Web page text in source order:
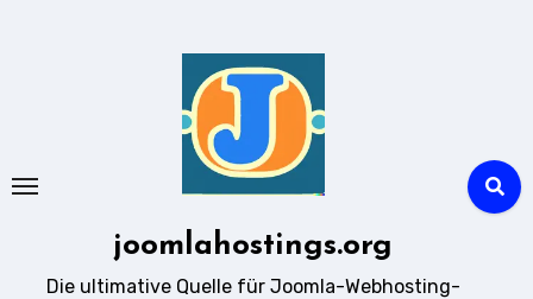
joomlahostings.org
Die ultimative Quelle für Joomla-Webhosting-